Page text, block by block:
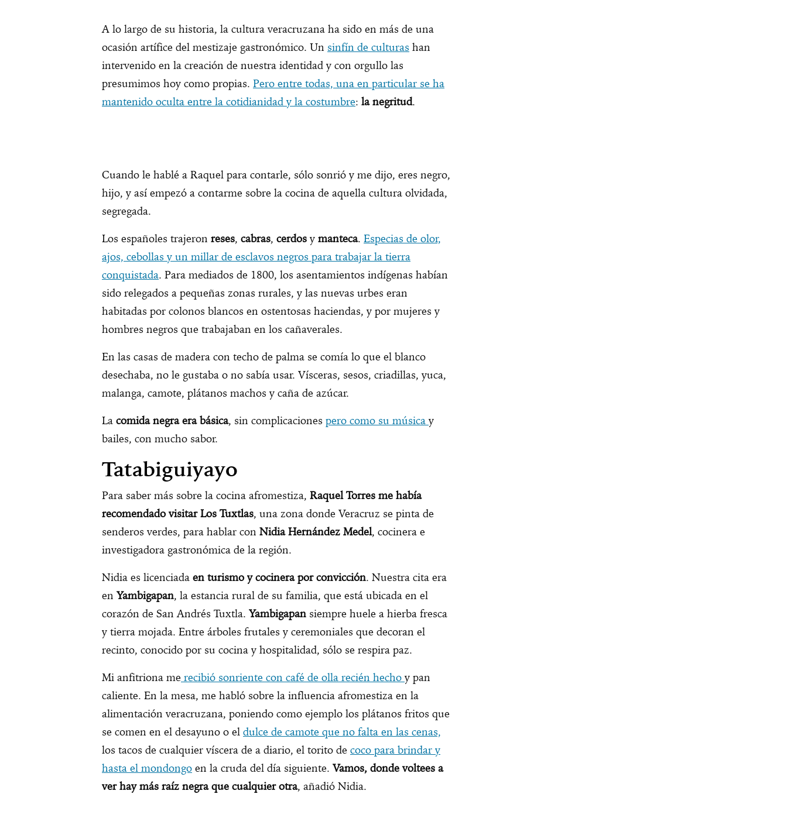
A lo largo de su historia, la cultura veracruzana ha sido en más de una
ocasión artífice del mestizaje gastronómico. Un sinfín de culturas han
intervenido en la creación de nuestra identidad y con orgullo las
presumimos hoy como propias. Pero entre todas, una en particular se ha
mantenido oculta entre la cotidianidad y la costumbre: la negritud.
Cuando le hablé a Raquel para contarle, sólo sonrió y me dijo, eres negro,
hijo, y así empezó a contarme sobre la cocina de aquella cultura olvidada,
segregada.
Los españoles trajeron reses, cabras, cerdos y manteca. Especias de olor,
ajos, cebollas y un millar de esclavos negros para trabajar la tierra
conquistada. Para mediados de 1800, los asentamientos indígenas habían
sido relegados a pequeñas zonas rurales, y las nuevas urbes eran
habitadas por colonos blancos en ostentosas haciendas, y por mujeres y
hombres negros que trabajaban en los cañaverales.
En las casas de madera con techo de palma se comía lo que el blanco
desechaba, no le gustaba o no sabía usar. Vísceras, sesos, criadillas, yuca,
malanga, camote, plátanos machos y caña de azúcar.
La comida negra era básica, sin complicaciones pero como su música y
bailes, con mucho sabor.
Tatabiguiyayo
Para saber más sobre la cocina afromestiza, Raquel Torres me había
recomendado visitar Los Tuxtlas, una zona donde Veracruz se pinta de
senderos verdes, para hablar con Nidia Hernández Medel, cocinera e
investigadora gastronómica de la región.
Nidia es licenciada en turismo y cocinera por convicción. Nuestra cita era
en Yambigapan, la estancia rural de su familia, que está ubicada en el
corazón de San Andrés Tuxtla. Yambigapan siempre huele a hierba fresca
y tierra mojada. Entre árboles frutales y ceremoniales que decoran el
recinto, conocido por su cocina y hospitalidad, sólo se respira paz.
Mi anfitriona me recibió sonriente con café de olla recién hecho y pan
caliente. En la mesa, me habló sobre la influencia afromestiza en la
alimentación veracruzana, poniendo como ejemplo los plátanos fritos que
se comen en el desayuno o el dulce de camote que no falta en las cenas,
los tacos de cualquier víscera de a diario, el torito de coco para brindar y
hasta el mondongo en la cruda del día siguiente. Vamos, donde voltees a
ver hay más raíz negra que cualquier otra, añadió Nidia.